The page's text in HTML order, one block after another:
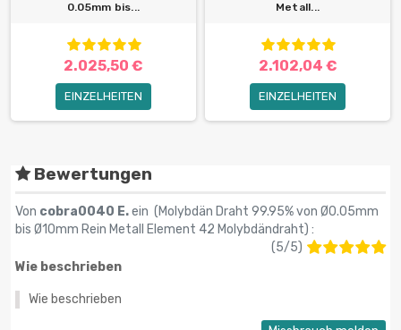
0.05mm bis...
2.025,50 €
EINZELHEITEN
Metall...
2.102,04 €
EINZELHEITEN
Bewertungen
Von cobra0040 E.ein (Molybdän Draht 99.95% von Ø0.05mm
bis Ø10mm Rein Metall Element 42 Molybdändraht) :
(5/5)
Wie beschrieben
Wie beschrieben